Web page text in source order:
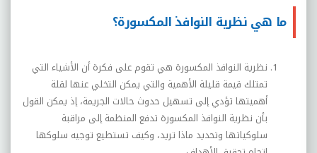
ما هي نظرية النوافذ المكسورة؟
نظرية النوافذ المكسورة هي تقوم على فكرة أن الأشياء التي
تمتلك قيمة قليلة الأهمية والتي يمكن التخلي عنها لقلة
أهميتها تؤدي إلى تسهيل حدوث حالات الجريمة، إذ يمكن القول
بأن نظرية النوافذ المكسورة تدفع المنظمة إلى مراقبة
سلوكياتها وتحديد ماذا تريد، وكيف تستطيع توجيه سلوكها